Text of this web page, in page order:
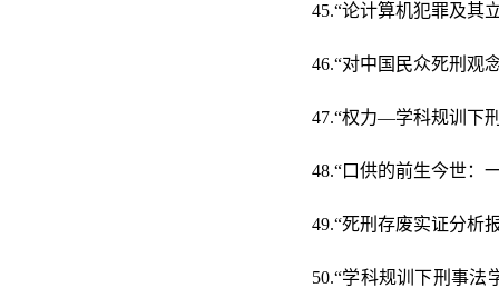
45.“论计算机犯罪及其
46.“对中国民众死刑观
47.“权力—学科规训下
48.“口供的前生今世：
49.“死刑存废实证分析
50.“学科规训下刑事法